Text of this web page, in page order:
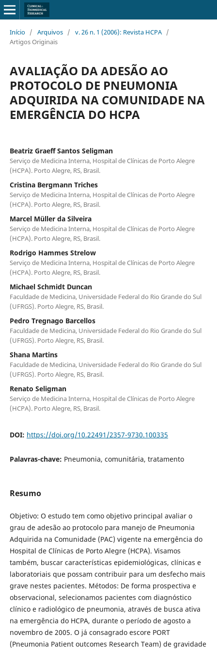
Início / Arquivos / v. 26 n. 1 (2006): Revista HCPA /
Artigos Originais
AVALIAÇÃO DA ADESÃO AO
PROTOCOLO DE PNEUMONIA
ADQUIRIDA NA COMUNIDADE NA
EMERGÊNCIA DO HCPA
Beatriz Graeff Santos Seligman
Serviço de Medicina Interna, Hospital de Clínicas de Porto Alegre
(HCPA). Porto Alegre, RS, Brasil.
Cristina Bergmann Triches
Serviço de Medicina Interna, Hospital de Clínicas de Porto Alegre
(HCPA). Porto Alegre, RS, Brasil.
Marcel Müller da Silveira
Serviço de Medicina Interna, Hospital de Clínicas de Porto Alegre
(HCPA). Porto Alegre, RS, Brasil.
Rodrigo Hammes Strelow
Serviço de Medicina Interna, Hospital de Clínicas de Porto Alegre
(HCPA). Porto Alegre, RS, Brasil.
Michael Schmidt Duncan
Faculdade de Medicina, Universidade Federal do Rio Grande do Sul
(UFRGS). Porto Alegre, RS, Brasil.
Pedro Tregnago Barcellos
Faculdade de Medicina, Universidade Federal do Rio Grande do Sul
(UFRGS). Porto Alegre, RS, Brasil.
Shana Martins
Faculdade de Medicina, Universidade Federal do Rio Grande do Sul
(UFRGS). Porto Alegre, RS, Brasil.
Renato Seligman
Serviço de Medicina Interna, Hospital de Clínicas de Porto Alegre
(HCPA). Porto Alegre, RS, Brasil.
DOI: https://doi.org/10.22491/2357-9730.100335
Palavras-chave: Pneumonia, comunitária, tratamento
Resumo
Objetivo: O estudo tem como objetivo principal avaliar o
grau de adesão ao protocolo para manejo de Pneumonia
Adquirida na Comunidade (PAC) vigente na emergência do
Hospital de Clínicas de Porto Alegre (HCPA). Visamos
também, buscar características epidemiológicas, clínicas e
laboratoriais que possam contribuir para um desfecho mais
grave nestes pacientes. Métodos: De forma prospectiva e
observacional, selecionamos pacientes com diagnóstico
clínico e radiológico de pneumonia, através de busca ativa
na emergência do HCPA, durante o período de agosto a
novembro de 2005. O já consagrado escore PORT
(Pneumonia Patient outcomes Research Team) de gravidade